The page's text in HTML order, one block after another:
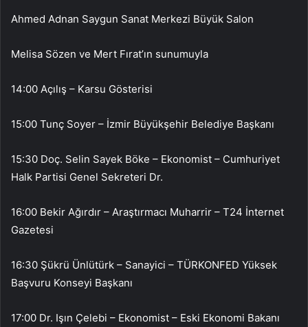
Ahmed Adnan Saygun Sanat Merkezi Büyük Salon
Melisa Sözen ve Mert Fırat’ın sunumuyla
14:00 Açılış – Karsu Gösterisi
15:00 Tunç Soyer – İzmir Büyükşehir Belediye Başkanı
15:30 Doç. Selin Sayek Böke – Ekonomist – Cumhuriyet
Halk Partisi Genel Sekreteri Dr.
16:00 Bekir Ağırdır – Araştırmacı Muharrir – T24 İnternet
Gazetesi
16:30 Şükrü Ünlütürk – Sanayici – TÜRKONFED Yüksek
Başvuru Konseyi Başkanı
17:00 Dr. Işın Çelebi – Ekonomist – Eski Ekonomi Bakanı